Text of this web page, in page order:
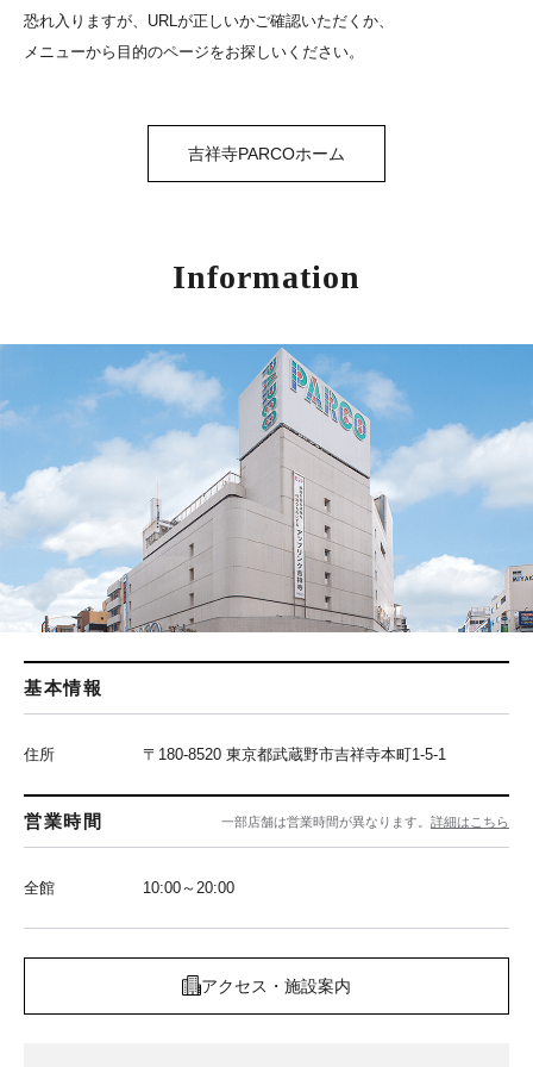
恐れ入りますが、URLが正しいかご確認いただくか、
メニューから目的のページをお探しいください。
吉祥寺PARCOホーム
Information
基本情報
住所 〒180-8520 東京都武蔵野市吉祥寺本町1-5-1
営業時間 一部店舗は営業時間が異なります。 詳細はこちら
全館 10:00～20:00
アクセス・施設案内